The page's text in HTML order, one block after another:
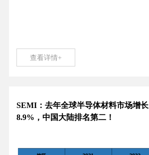
查看详情+
SEMI：去年全球半导体材料市场增长
8.9%，中国大陆排名第二！